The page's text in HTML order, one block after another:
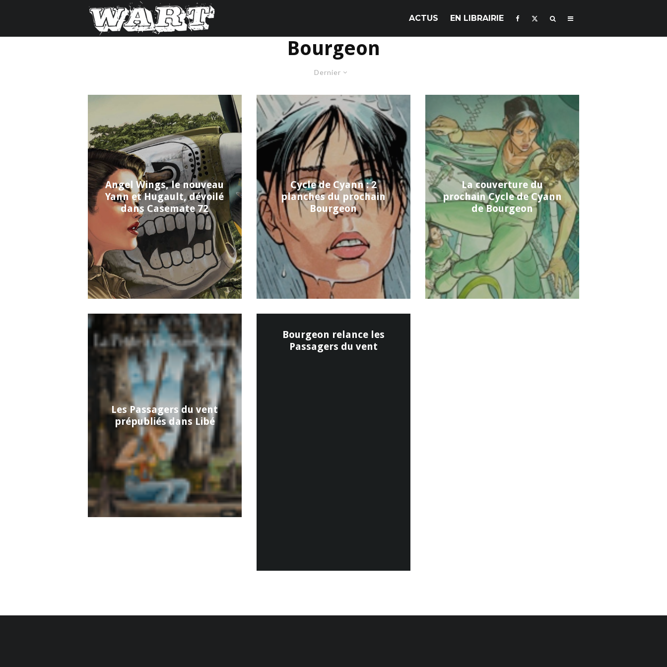
ACTUS EN LIBRAIRIE
Bourgeon
Dernier
Angel Wings, le nouveau
Yann et Hugault, dévoilé
dans Casemate 72
Cycle de Cyann : 2
planches du prochain
Bourgeon
La couverture du
prochain Cycle de Cyann
de Bourgeon
Les Passagers du vent
prépubliés dans Libé
Bourgeon relance les
Passagers du vent